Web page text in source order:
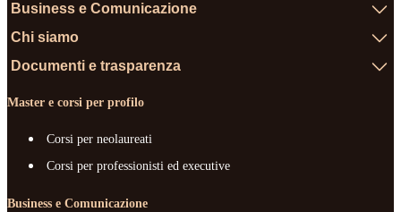
Business e Comunicazione
Chi siamo
Documenti e trasparenza
Master e corsi per profilo
Corsi per neolaureati
Corsi per professionisti ed executive
Business e Comunicazione